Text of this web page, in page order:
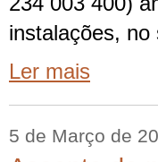
instalações,
Ler mais
5 de Março de